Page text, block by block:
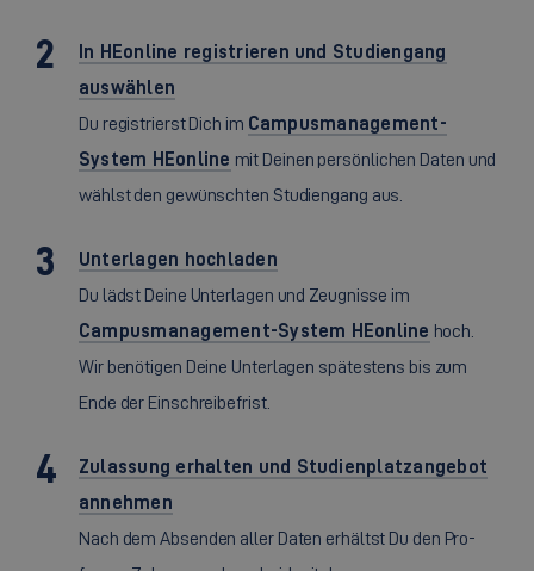
In HEonline registrieren und Studiengang
auswählen
Du registrierst Dich im Campusmanagement-
System HEonline mit Deinen persönlichen Daten und
wählst den gewünschten Studiengang aus.
Unterlagen hochladen
Du lädst Deine Unterlagen und Zeugnisse im
Campusmanagement-System HEonline hoch.
Wir benötigen Deine Unterlagen spätestens bis zum
Ende der Einschreibefrist.
Zulassung erhalten und Studienplatzangebot
annehmen
Nach dem Absenden aller Daten erhältst Du den Pro-